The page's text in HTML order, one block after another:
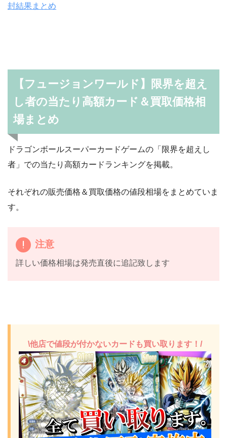
封結果まとめ
【フュージョンワールド】限界を超え
し者の当たり高額カード＆買取価格相
場まとめ
ドラゴンボールスーパーカードゲームの「限界を超えし
者」での当たり高額カードランキングを掲載。
それぞれの販売価格＆買取価格の値段相場をまとめていま
す。
注意
詳しい価格相場は発売直後に追記致します
\他店で値段が付かないカードも買い取ります！/